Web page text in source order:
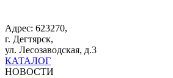
Адрес: 623270,
г. Дегтярск,
ул. Лесозаводская, д.3
КАТАЛОГ
НОВОСТИ